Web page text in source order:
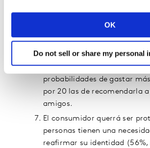
OK
Do not sell or share my personal
personas. Las marcas que
emociones de sus
veces más probabilidades de
Además, se multiplican por
probabilidades de gastar
por 20 las de recomendarla
amigos.
El consumidor querrá ser
personas tienen una
reafirmar su identidad (56%,